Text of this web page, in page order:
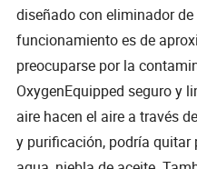
diseñado con eliminador
funcionamiento es de
preocuparse por la
OxygenEquipped seguro y
aire hacen el aire a través
y purificación, podría quitar